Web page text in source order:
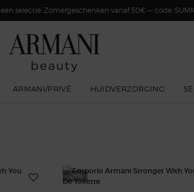
selectie. Zomergeschenken vanaf 50€ — code:
ARMANI/PRIVÉ HUIDVERZORGING
-25%